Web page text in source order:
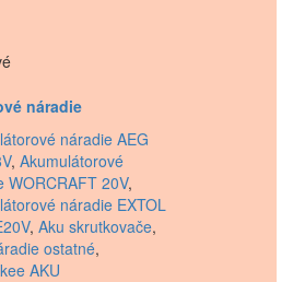
náradie
náradie AEG
, Akumulátorové
WORCRAFT 20V,
náradie EXTOL
, Aku skrutkovače,
ostatné,
AKU